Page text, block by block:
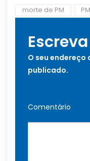
morte de PM
O seu endereço
publicado.
Comentário